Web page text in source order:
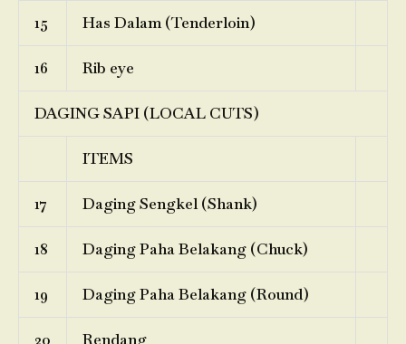
15 Has Dalam (Tenderloin)
16 Rib eye
DAGING SAPI (LOCAL CUTS)
ITEMS
17 Daging Sengkel (Shank)
18 Daging Paha Belakang (Chuck)
19 Daging Paha Belakang (Round)
20 Rendang